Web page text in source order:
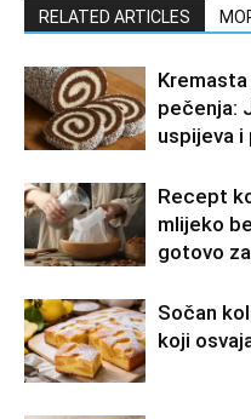
RELATED ARTICLES
pečenja:
uspijeva
Recept
mlijeko
gotovo
Sočan
koji